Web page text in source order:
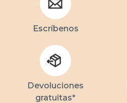
Escríbenos
Devoluciones
gratuitas*